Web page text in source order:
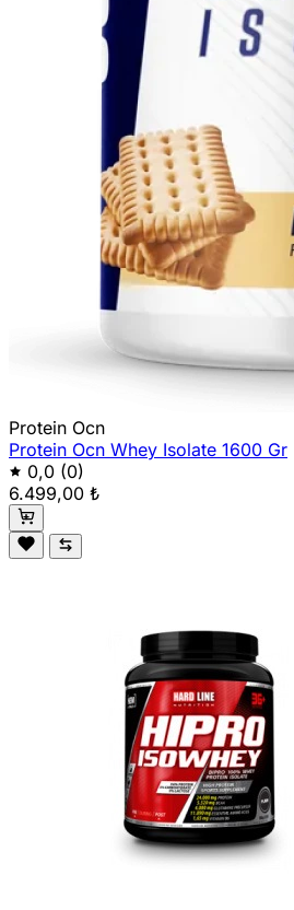
Protein Ocn
Protein Ocn Whey Isolate 1600 Gr
0,0 (0)
6.499,00 ₺